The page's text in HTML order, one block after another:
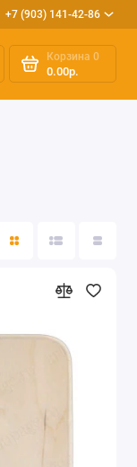
+7 (903) 141-42-86
Корзина 0
0.00р.